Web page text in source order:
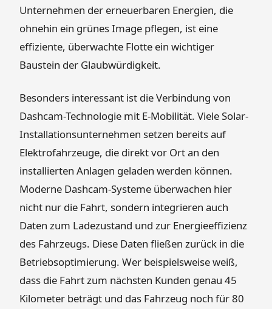
Unternehmen der erneuerbaren Energien, die
ohnehin ein grünes Image pflegen, ist eine
effiziente, überwachte Flotte ein wichtiger
Baustein der Glaubwürdigkeit.
Besonders interessant ist die Verbindung von
Dashcam-Technologie mit E-Mobilität. Viele Solar-
Installationsunternehmen setzen bereits auf
Elektrofahrzeuge, die direkt vor Ort an den
installierten Anlagen geladen werden können.
Moderne Dashcam-Systeme überwachen hier
nicht nur die Fahrt, sondern integrieren auch
Daten zum Ladezustand und zur Energieeffizienz
des Fahrzeugs. Diese Daten fließen zurück in die
Betriebsoptimierung. Wer beispielsweise weiß,
dass die Fahrt zum nächsten Kunden genau 45
Kilometer beträgt und das Fahrzeug noch für 80